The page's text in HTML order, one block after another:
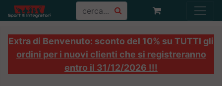
Extra di Benvenuto: sconto del 10% su TUTTI gli
ordini per i nuovi clienti che si registreranno
entro il 31/12/2026 !!!